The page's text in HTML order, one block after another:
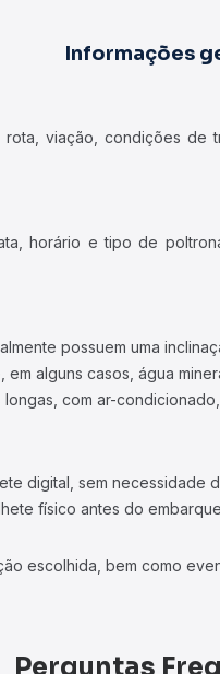
Informações
viação, condições de
horário e tipo de
possuem uma
alguns casos, água
com ar-
digital, sem necessidade
físico antes do
escolhida, bem como
Perguntas